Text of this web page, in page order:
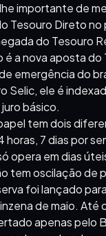
importante de
Tesouro Direto no
do Tesouro
a nova aposta do
emergência do
Selic, ele é
básico.
tem dois
horas, 7 dias por
opera em dias
tem oscilação de
foi lançado
de maio. Até
apenas pelo